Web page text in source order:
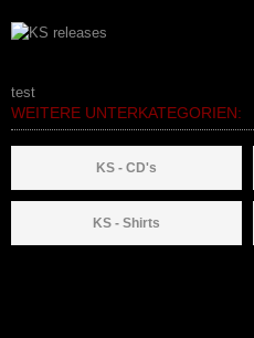
test
WEITERE UNTERKATEGORIEN:
KS - CD's
KS - Shirts